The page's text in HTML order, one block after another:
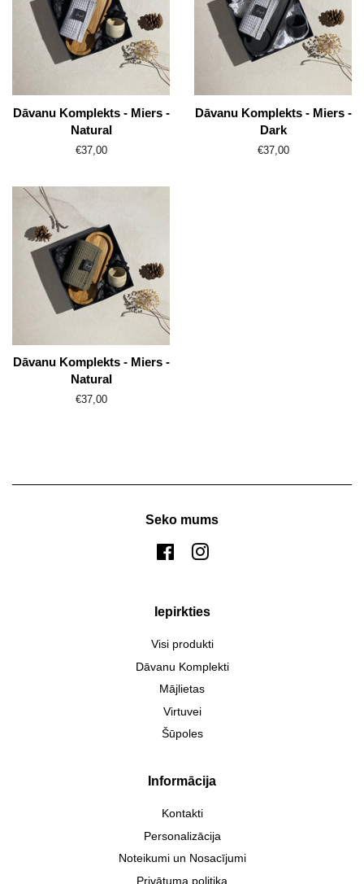
Dāvanu Komplekts - Miers -
Natural
Parasti
€37,00
Dāvanu Komplekts - Miers -
Dark
Parasti
€37,00
Dāvanu Komplekts - Miers -
Natural
Parasti
€37,00
Seko mums
FacebookInstagram
Iepirkties
Visi produkti
Dāvanu Komplekti
Mājlietas
Virtuvei
Šūpoles
Informācija
Kontakti
Personalizācija
Noteikumi un Nosacījumi
Privātuma politika